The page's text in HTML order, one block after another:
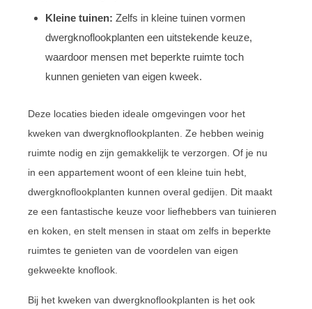
Kleine tuinen: Zelfs in kleine tuinen vormen
dwergknoflookplanten een uitstekende keuze,
waardoor mensen met beperkte ruimte toch
kunnen genieten van eigen kweek.
Deze locaties bieden ideale omgevingen voor het
kweken van dwergknoflookplanten. Ze hebben weinig
ruimte nodig en zijn gemakkelijk te verzorgen. Of je nu
in een appartement woont of een kleine tuin hebt,
dwergknoflookplanten kunnen overal gedijen. Dit maakt
ze een fantastische keuze voor liefhebbers van tuinieren
en koken, en stelt mensen in staat om zelfs in beperkte
ruimtes te genieten van de voordelen van eigen
gekweekte knoflook.
Bij het kweken van dwergknoflookplanten is het ook